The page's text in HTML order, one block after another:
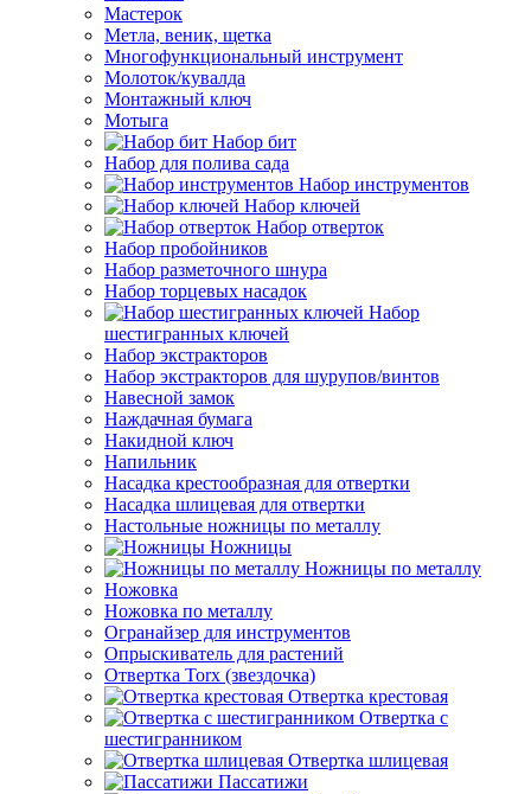
Мастерок
Метла, веник, щетка
Многофункциональный инструмент
Молоток/кувалда
Монтажный ключ
Мотыга
Набор бит
Набор для полива сада
Набор инструментов
Набор ключей
Набор отверток
Набор пробойников
Набор разметочного шнура
Набор торцевых насадок
Набор
шестигранных ключей
Набор экстракторов
Набор экстракторов для шурупов/винтов
Навесной замок
Наждачная бумага
Накидной ключ
Напильник
Насадка крестообразная для отвертки
Насадка шлицевая для отвертки
Настольные ножницы по металлу
Ножницы
Ножницы по металлу
Ножовка
Ножовка по металлу
Огранайзер для инструментов
Опрыскиватель для растений
Отвертка Torx (звездочка)
Отвертка крестовая
Отвертка с
шестигранником
Отвертка шлицевая
Пассатижи